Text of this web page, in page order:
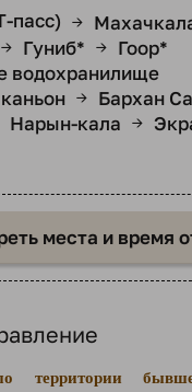
пасс) →
→ Гуниб* → Гоор*
водохранилище
→ Бархан
Нарын-кала →
места и время
территории